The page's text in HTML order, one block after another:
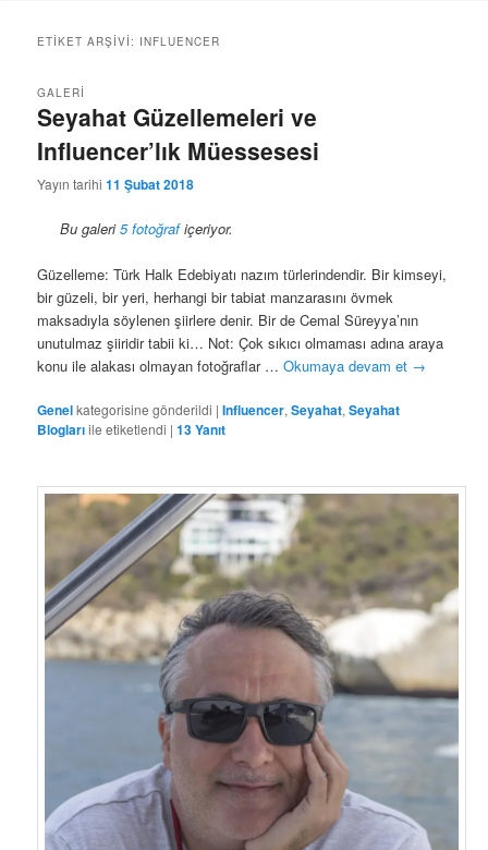
ETIKET ARŞIVI: INFLUENCER
Seyahat Güzellemeleri ve
Influencer’lık Müessesesi
GALERI
Yayın tarihi11 Şubat 2018
Bu galeri5 fotoğrafiçeriyor.
Güzelleme: Türk Halk Edebiyatı nazım türlerindendir. Bir kimseyi,
bir güzeli, bir yeri, herhangi bir tabiat manzarasını övmek
maksadıyla söylenen şiirlere denir. Bir de Cemal Süreyya’nın
unutulmaz şiiridir tabii ki… Not: Çok sıkıcı olmaması adına araya
konu ile alakası olmayan fotoğraflar …Okumaya devam et →
Genelkategorisine gönderildi |Influencer,Seyahat,Seyahat
Bloglarıile etiketlendi |13Yanıt